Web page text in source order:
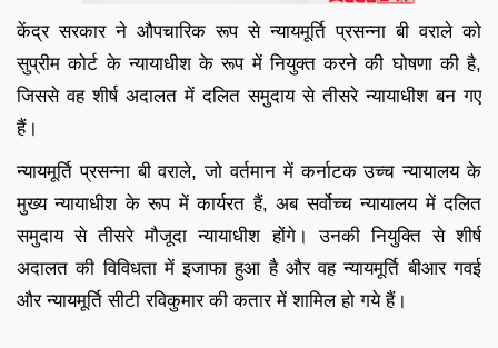
केंद्र सरकार ने औपचारिक रूप से न्यायमूर्ति प्रसन्ना बी वराले को
सुप्रीम कोर्ट के न्यायाधीश के रूप में नियुक्त करने की घोषणा की है,
जिससे वह शीर्ष अदालत में दलित समुदाय से तीसरे न्यायाधीश बन गए
हैं।
न्यायमूर्ति प्रसन्ना बी वराले, जो वर्तमान में कर्नाटक उच्च न्यायालय के
मुख्य न्यायाधीश के रूप में कार्यरत हैं, अब सर्वोच्च न्यायालय में दलित
समुदाय से तीसरे मौजूदा न्यायाधीश होंगे। उनकी नियुक्ति से शीर्ष
अदालत की विविधता में इजाफा हुआ है और वह न्यायमूर्ति बीआर गवई
और न्यायमूर्ति सीटी रविकुमार की कतार में शामिल हो गये हैं।